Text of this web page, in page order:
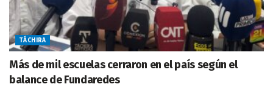
TÁCHIRA
Más de mil escuelas cerraron en el país según el
balance de Fundaredes